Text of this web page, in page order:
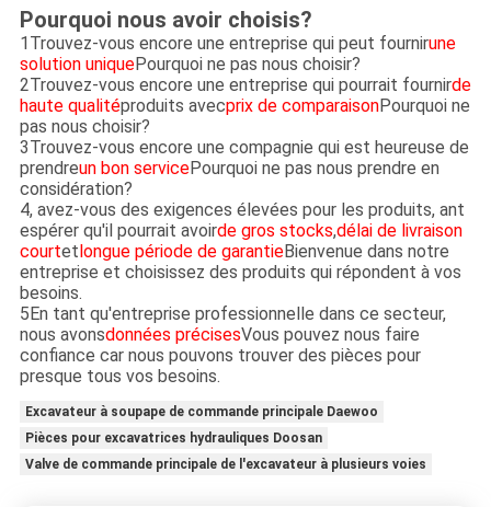
Pourquoi nous avoir choisis?
1Trouvez-vous encore une entreprise qui peut fournirune
solution uniquePourquoi ne pas nous choisir?
2Trouvez-vous encore une entreprise qui pourrait fournirde
haute qualitéproduits avecprix de comparaisonPourquoi ne
pas nous choisir?
3Trouvez-vous encore une compagnie qui est heureuse de
prendreun bon servicePourquoi ne pas nous prendre en
considération?
4, avez-vous des exigences élevées pour les produits, ant
espérer qu'il pourrait avoirde gros stocks,délai de livraison
courtetlongue période de garantieBienvenue dans notre
entreprise et choisissez des produits qui répondent à vos
besoins.
5En tant qu'entreprise professionnelle dans ce secteur,
nous avonsdonnées précisesVous pouvez nous faire
confiance car nous pouvons trouver des pièces pour
presque tous vos besoins.
Excavateur à soupape de commande principale Daewoo
Pièces pour excavatrices hydrauliques Doosan
Valve de commande principale de l'excavateur à plusieurs voies